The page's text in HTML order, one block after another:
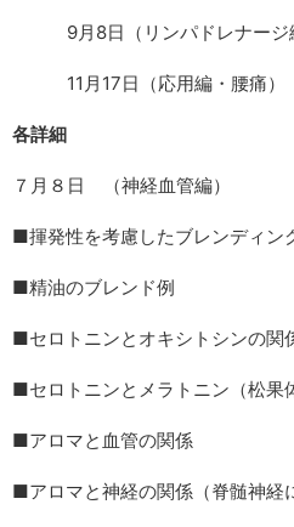
9月8日（リンパドレナージ
11月17日（応用編・腰痛）
各詳細
７月８日 （神経血管編）
■揮発性を考慮したブレンディン
■精油のブレンド例
■セロトニンとオキシトシンの関
■セロトニンとメラトニン（松果
■アロマと血管の関係
■アロマと神経の関係（脊髄神経